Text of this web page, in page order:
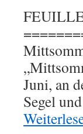
Juni, an
Segel